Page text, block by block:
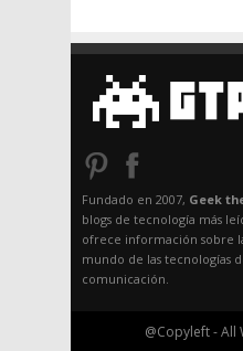
Fundado en 2007, Geek
blogs de tecnología más
ofrece información sobre
mundo de las tecnologías
comunicación.
@Copyleft - All